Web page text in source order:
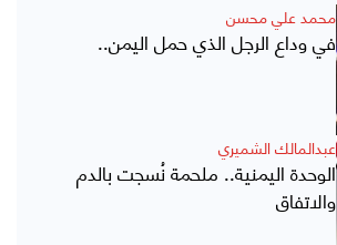
محمد علي محسن
في وداع الرجل الذي حمل اليمن..
عبدالمالك الشميري
الوحدة اليمنية.. ملحمة نُسجت بالدم
والاتفاق